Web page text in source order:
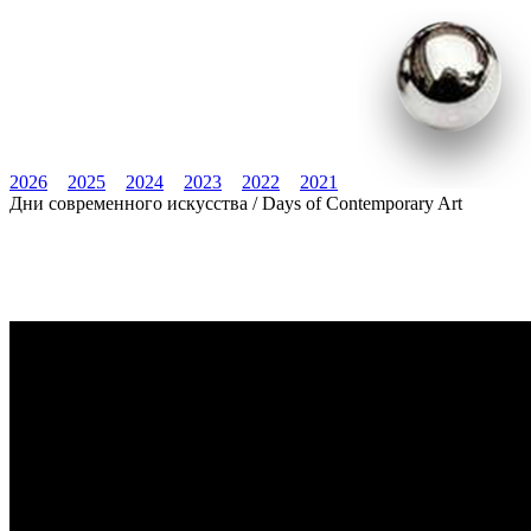
2026 2025 2024 2023 2022 2021
Дни современного искусства / Days of Contemporary Art